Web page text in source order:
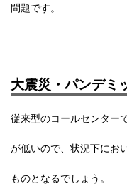
問題です。
大震災・パンデミ
従来型のコールセンター
が低いので、状況下にお
ものとなるでしょう。